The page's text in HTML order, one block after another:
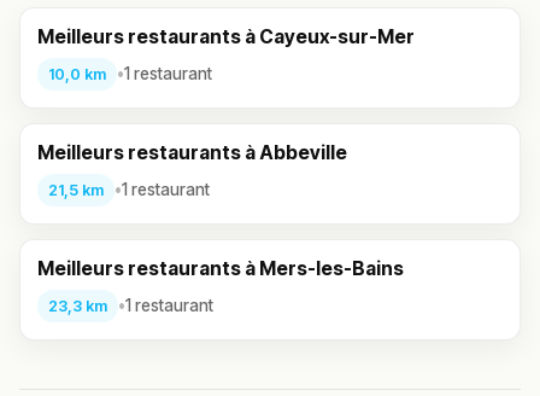
Meilleurs restaurants à Cayeux-sur-Mer
10,0 km •1 restaurant
Meilleurs restaurants à Abbeville
21,5 km •1 restaurant
Meilleurs restaurants à Mers-les-Bains
23,3 km •1 restaurant